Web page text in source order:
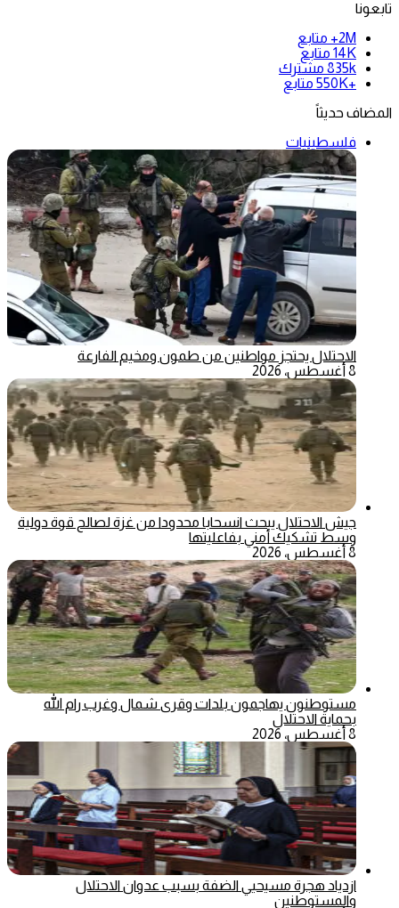
تابعونا
2M+
متابع
14K متابع
835k مشترك
+550K
متابع
المضاف حديثاً
فلسطينيات
الاحتلال يحتجز مواطنين من طمون ومخيم الفارعة
8 أغسطس، 2026
جيش الاحتلال يبحث انسحابا محدودا من غزة لصالح قوة دولية
وسط تشكيك أمني بفاعليتها
8 أغسطس، 2026
مستوطنون يهاجمون بلدات وقرى شمال وغرب رام الله
بحماية الاحتلال
8 أغسطس، 2026
ازدياد هجرة مسيحيي الضفة بسبب عدوان الاحتلال
والمستوطنين